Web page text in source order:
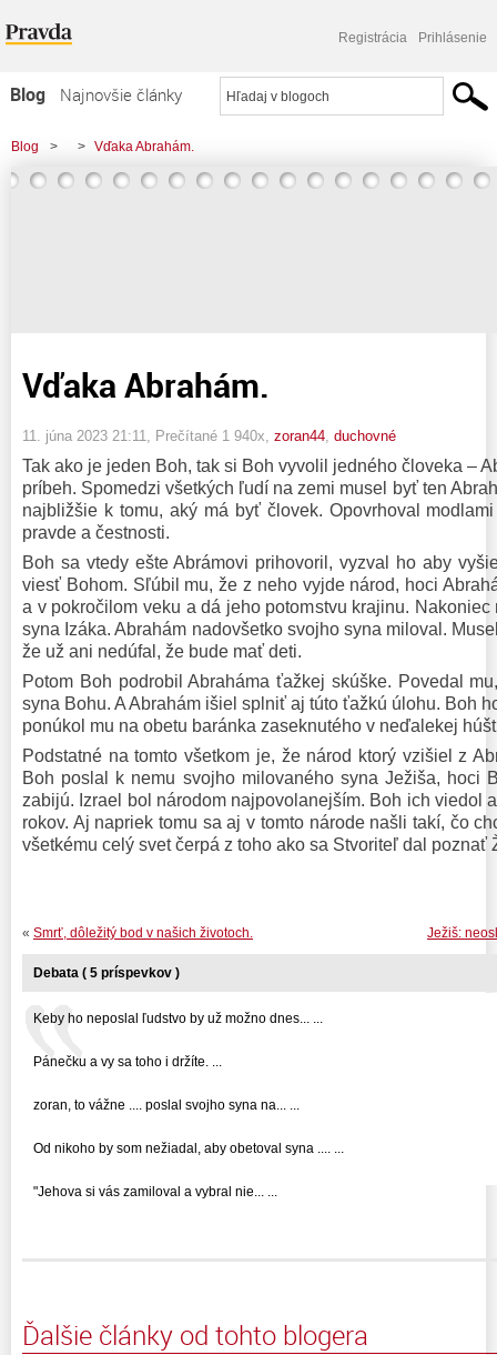
Registrácia Prihlásenie
Blog
Najnovšie články
Najčítanejšie články
Najkomentovanejšie články
Blog > > Vďaka Abrahám.
Vďaka Abrahám.
11. júna 2023 21:11 , Prečítané 1 940x, zoran44 duchovné
Tak ako je jeden Boh, tak si Boh vyvolil jedného človeka –
príbeh. Spomedzi všetkých ľudí na zemi musel byť ten
najbližšie k tomu, aký má byť človek. Opovrhoval
pravde a čestnosti.
Boh sa vtedy ešte Abrámovi prihovoril, vyzval ho aby
viesť Bohom. Sľúbil mu, že z neho vyjde národ, hoci
a v pokročilom veku a dá jeho potomstvu krajinu.
syna Izáka. Abrahám nadovšetko svojho syna miloval.
že už ani nedúfal, že bude mať deti.
Potom Boh podrobil Abraháma ťažkej skúške. Povedal
syna Bohu. A Abrahám išiel splniť aj túto ťažkú úlohu. Boh
ponúkol mu na obetu baránka zaseknutého v neďalekej
Podstatné na tomto všetkom je, že národ ktorý vzišiel z
Boh poslal k nemu svojho milovaného syna Ježiša, hoci
zabijú. Izrael bol národom najpovolanejším. Boh ich viedol
rokov. Aj napriek tomu sa aj v tomto národe našli takí, čo
všetkému celý svet čerpá z toho ako sa Stvoriteľ dal poznať
Ježiš:
« Smrť, dôležitý bod v našich životoch.
Debata ( 5 príspevkov )
Keby ho neposlal ľudstvo by už možno dnes... ...
Pánečku a vy sa toho i držíte. ...
zoran, to vážne .... poslal svojho syna na... ...
Od nikoho by som nežiadal, aby obetoval syna .... ...
"Jehova si vás zamiloval a vybral nie... ...
Ďalšie články od tohto blogera